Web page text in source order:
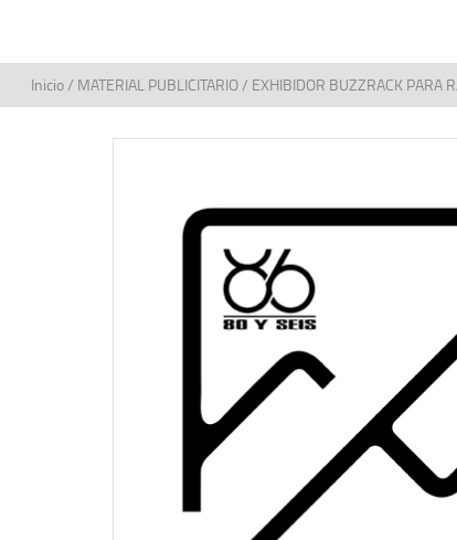
Inicio/ MATERIAL PUBLICITARIO/ EXHIBIDOR BUZZRACK PARA